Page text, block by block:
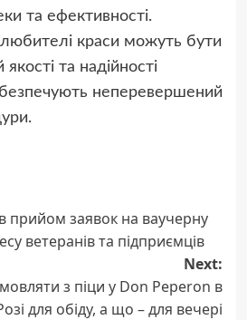
та ефективності.
краси можуть бути
якості та надійності
неперевершений
прийом заявок на ваучерну
ветеранів та підприємців
Next:
з піци у Don Peperon в
для обіду, а що – для вечері